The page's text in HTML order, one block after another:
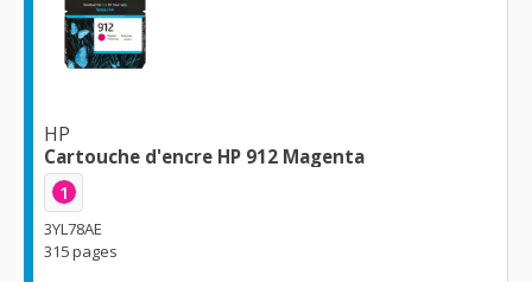
HP
Cartouche d'encre HP 912 Magenta
1
3YL78AE
315 pages